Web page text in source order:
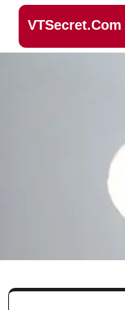
VTSecret.com